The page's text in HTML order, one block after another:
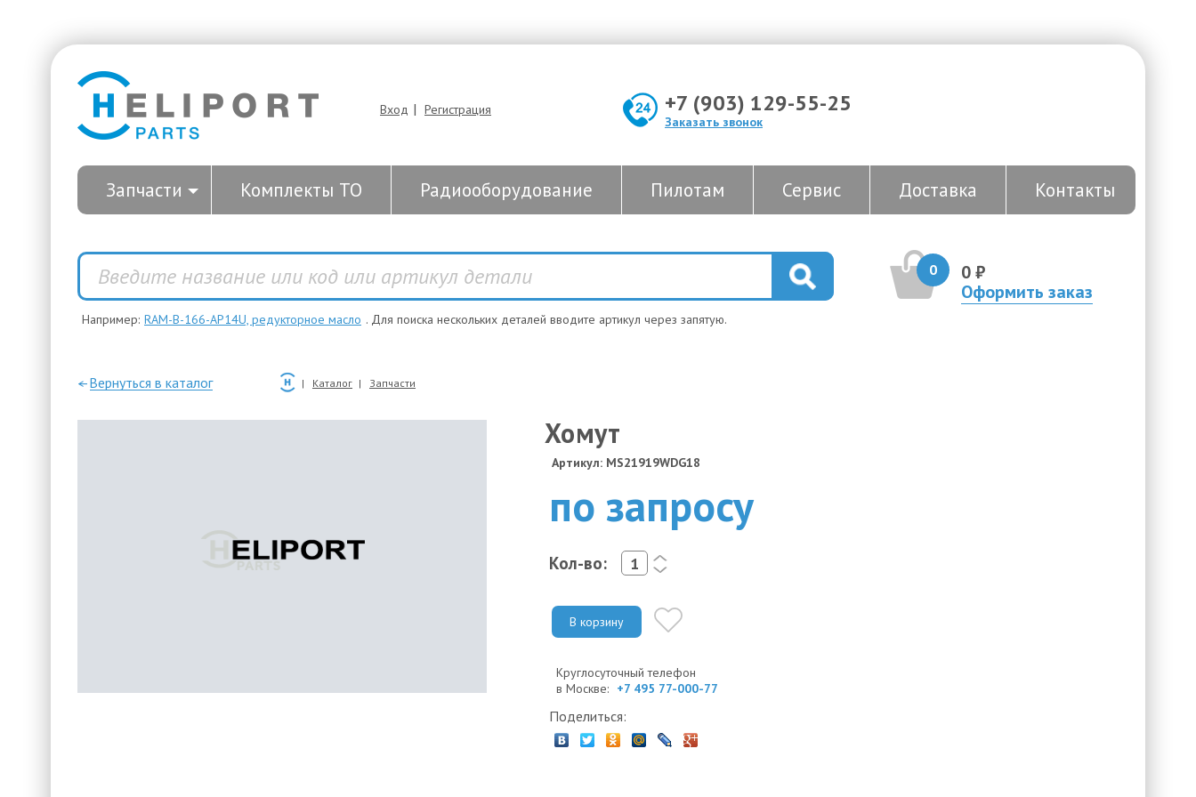
Вход | Регистрация +7 (903) 129-55-25
Заказать звонок
Запчасти Комплекты ТО Радиооборудование Пилотам Сервис Доставка Контакты
0
0 ₽
Оформить заказ
Например: RAM-B-166-AP14U, редукторное масло . Для поиска нескольких деталей вводите артикул через запятую.
—Вернуться в каталог Каталог Запчасти
Хомут
Артикул: MS21919WDG18
по запросу
Кол-во:
<
>
В корзину
Круглосуточный телефон
в Москве: +7 495 77-000-77
Поделиться: